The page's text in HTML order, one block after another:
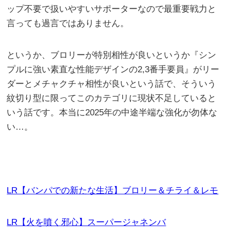
ップ不要で扱いやすいサポーターなので最重要戦力と
言っても過言ではありません。
というか、ブロリーが特別相性が良いというか『シン
プルに強い素直な性能デザインの2,3番手要員』がリー
ダーとメチャクチャ相性が良いという話で、そういう
紋切り型に限ってこのカテゴリに現状不足していると
いう話です。本当に2025年の中途半端な強化が勿体な
い…。
LR【バンパでの新たな生活】ブロリー＆チライ＆レモ
LR【火を噴く邪心】スーパージャネンバ